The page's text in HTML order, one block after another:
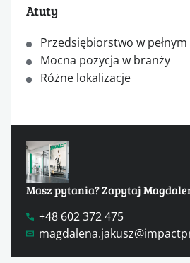
Atuty
Przedsiębiorstwo w
Mocna pozycja w branży
Różne lokalizacje
Masz pytania? Zapytaj
+48 602 372 475